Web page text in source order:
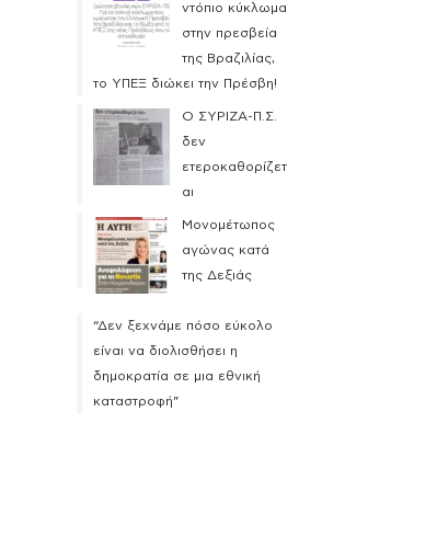
ντόπιο κύκλωμα
στην πρεσβεία
της Βραζιλίας,
το ΥΠΕΞ διώκει την Πρέσβη!
Ο ΣΥΡΙΖΑ-Π.Σ.
δεν
ετεροκαθορίζετ
αι
Μονομέτωπος
αγώνας κατά
της Δεξιάς
“Δεν ξεχνάμε πόσο εύκολο
είναι να διολισθήσει η
δημοκρατία σε μια εθνική
καταστροφή”